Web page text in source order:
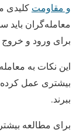
و مقاومت کلیدی
معامله‌گران باید
برای ورود و
این نکات به
بیشتری عمل
ببرند.
برای مطالعه